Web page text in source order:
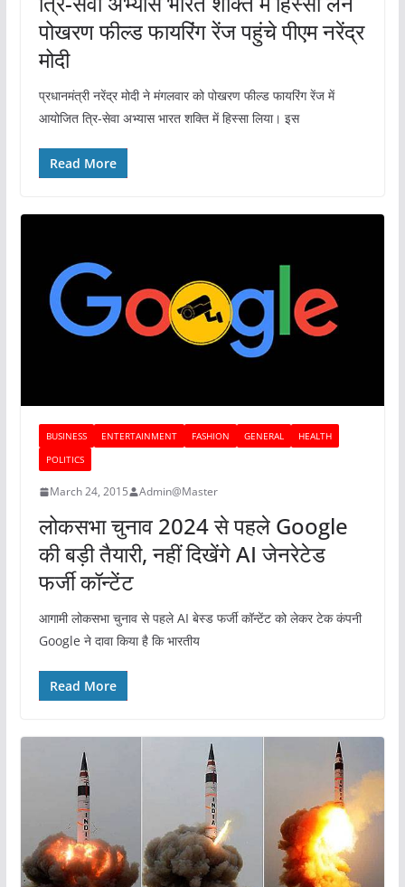
पोखरण फील्ड फायरिंग रेंज पहुंचे पीएम नरेंद्र
मोदी
प्रधानमंत्री नरेंद्र मोदी ने मंगलवार को पोखरण फील्ड फायरिंग रेंज में
आयोजित त्रि-सेवा अभ्यास भारत शक्ति में हिस्सा लिया। इस
Read More
BUSINESS ENTERTAINMENT FASHION GENERAL
HEALTH
POLITICS
March 24, 2015 Admin@Master
लोकसभा चुनाव 2024 से पहले Google
की बड़ी तैयारी, नहीं दिखेंगे AI जेनरेटेड
फर्जी कॉन्टेंट
आगामी लोकसभा चुनाव से पहले AI बेस्ड फर्जी कॉन्टेंट को लेकर टेक कंपनी
Google ने दावा किया है कि भारतीय
Read More